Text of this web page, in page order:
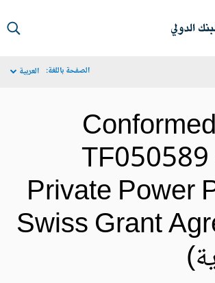
الصفحة باللغة: العربية
Private
Swiss Grant